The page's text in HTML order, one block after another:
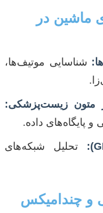
ماشین در
شناسایی موتیف‌ها،
پایگاه‌های داده.
تحلیل شبکه‌های